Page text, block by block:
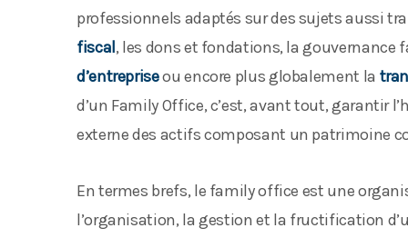
professionnels adaptés sur des sujets aussi
fiscal, les dons et fondations, la
d’entrepriseou encore plus globalement la
d’un Family Office, c’est, avant tout, garantir
externe des actifs composant un patrimoine
En termes brefs, le family office est une
l’organisation, la gestion et la fructification